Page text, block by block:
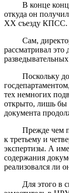
В конце
откуда он
XX съезду КПСС.
Сам, директор
рассматривал
Поскольку
тех немногих
открыто, лишь бы
документа
Прежде чем
к третьему и
экспертизы. А
содержания
реализовался ли
Для этого в